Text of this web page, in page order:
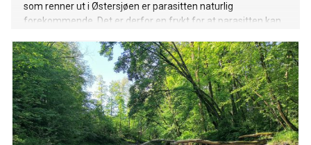
som renner ut i Østersjøen er parasitten naturlig
forekommende. Det er derfor en frykt for at parasitten kan
nord.